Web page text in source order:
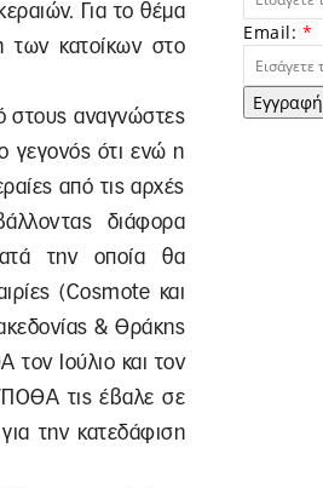
Για το θέμα
των κατοίκων στο
στους αναγνώστες
γεγονός ότι ενώ η
από τις αρχές
διάφορα
την οποία θα
(Cosmote και
& Θράκης
τον Ιούλιο και τον
τις έβαλε σε
την κατεδάφιση
Email: *
Εγγραφή